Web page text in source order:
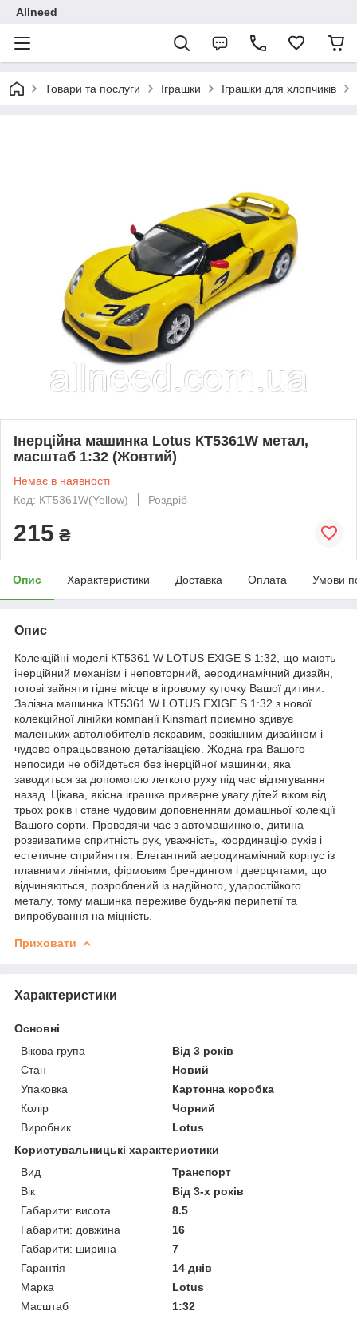
Allneed
Товари та послуги Іграшки Іграшки для хлопчиків
Інерційна машинка Lotus КТ5361W метал,
масштаб 1:32 (Жовтий)
Немає в наявності
Код: КТ5361W(Yellow)
Роздріб
215 ₴
Опис Характеристики Доставка Оплата Умови
Опис
Колекційні моделі КТ5361 W LOTUS EXIGE S 1:32, що мають
інерційний механізм і неповторний, аеродинамічний дизайн,
готові зайняти гідне місце в ігровому куточку Вашої дитини.
Залізна машинка КТ5361 W LOTUS EXIGE S 1:32 з нової
колекційної лінійки компанії Kinsmart приємно здивує
маленьких автолюбителів яскравим, розкішним дизайном і
чудово опрацьованою деталізацією. Жодна гра Вашого
непосиди не обійдеться без інерційної машинки, яка
заводиться за допомогою легкого руху під час відтягування
назад. Цікава, якісна іграшка приверне увагу дітей віком від
трьох років і стане чудовим доповненням домашньої колекції
Вашого сорти. Проводячи час з автомашинкою, дитина
розвиватиме спритність рук, уважність, координацію рухів і
естетичне сприйняття. Елегантний аеродинамічний корпус із
плавними лініями, фірмовим брендингом і дверцятами, що
відчиняються, розроблений із надійного, ударостійкого
металу, тому машинка переживе будь-які перипетії та
випробування на міцність.
Приховати
Характеристики
Основні
Вікова група
Від 3 років
Стан
Новий
Упаковка
Картонна коробка
Колір
Чорний
Виробник
Lotus
Користувальницькі характеристики
Вид
Транспорт
Вік
Від 3-х років
Габарити: висота
8.5
Габарити: довжина
16
Габарити: ширина
7
Гарантія
14 днів
Марка
Lotus
Масштаб
1:32